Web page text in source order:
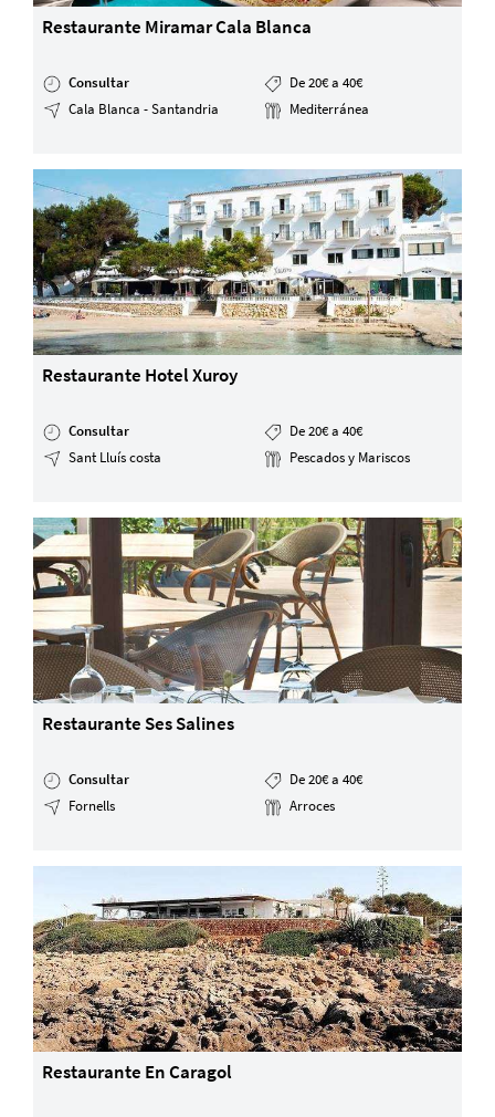
Restaurante Miramar Cala Blanca
Consultar
De 20€ a 40€
Cala Blanca - Santandria
Mediterránea
Restaurante Hotel Xuroy
Consultar
De 20€ a 40€
Sant Lluís costa
Pescados y Mariscos
Restaurante Ses Salines
Consultar
De 20€ a 40€
Fornells
Arroces
Restaurante En Caragol